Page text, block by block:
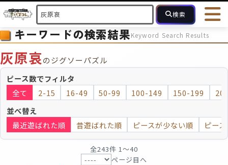
検索
HOME 会員登録
ログイン
ヘルプ
最近投稿され
ピース数 2～15 16～49 50～99 100
モザイク モザイクのみ
キーワードの検索結果Keyword Search Results
灰原哀のジグソーパズル
ピース数でフィルタ
全て
2-15 16-49 50-99 100-149 150-199
並べ替え
最近遊ばれた順
昔遊ばれた順 ピースが少ない順 ピー
全243件 1〜40
ページ目へ